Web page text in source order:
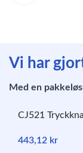
Vi har
Med en
CJ521
443,12 kr